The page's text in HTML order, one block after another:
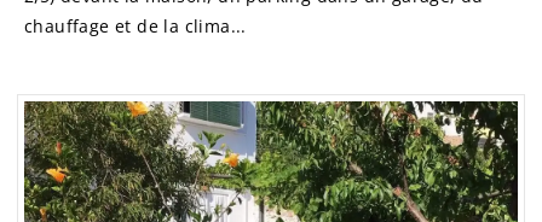
chauffage et de la clima...